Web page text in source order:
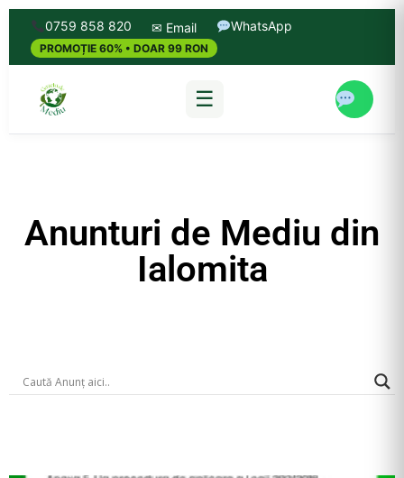
0759 858 820 ✉ Email WhatsApp
PROMOȚIE 60% • DOAR 99 RON
☰
Anunturi de Mediu din
Ialomita